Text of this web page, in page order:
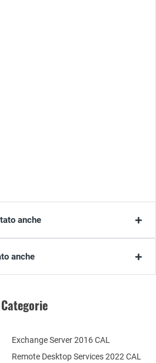
anche
anche
Categorie
Remote Desktop Services 2022 CAL
Exchange Server 2016 CAL